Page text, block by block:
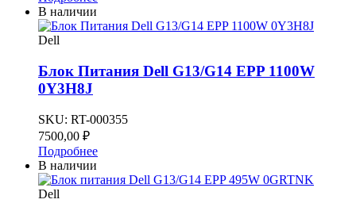
В наличии
Dell
Блок Питания Dell G13/G14 EPP 1100W
0Y3H8J
SKU: RT-000355
7500,00 ₽
Подробнее
В наличии
Dell